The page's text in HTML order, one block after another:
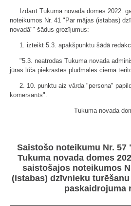
Izdarīt Tukuma novada domes 2022.
noteikumos Nr. 41 "Par mājas (istabas)
novadā"" šādus grozījumus:
1. izteikt 5.3. apakšpunktu šādā
"5.3. neatrodas Tukuma novada
jūras līča piekrastes pludmales ciema
2. 10. punktu aiz vārda "persona"
komersants".
Tukuma novada
Saistošo noteikumu Nr. 57
Tukuma novada domes
saistošajos noteikumos
(istabas) dzīvnieku
paskaidrojuma